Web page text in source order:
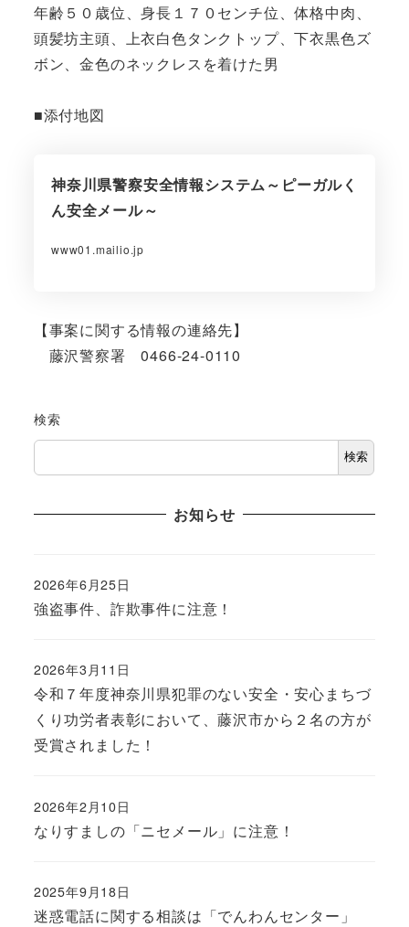
年齢５０歳位、身長１７０センチ位、体格中肉、
頭髪坊主頭、上衣白色タンクトップ、下衣黒色ズ
ボン、金色のネックレスを着けた男
■添付地図
神奈川県警察安全情報システム～ピーガルく
ん安全メール～
www01.mailio.jp
【事案に関する情報の連絡先】
藤沢警察署 0466-24-0110
検索
検索
お知らせ
強盗事件、詐欺事件に注意！
2026年6月25日
令和７年度神奈川県犯罪のない安全・安心まちづ
くり功労者表彰において、藤沢市から２名の方が
受賞されました！
2026年3月11日
なりすましの「ニセメール」に注意！
2026年2月10日
迷惑電話に関する相談は「でんわんセンター」
2025年9月18日